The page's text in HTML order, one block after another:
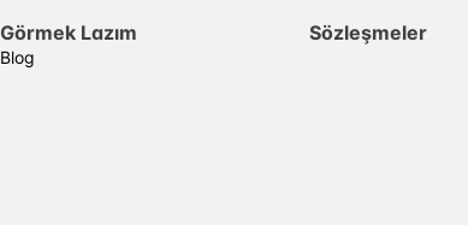
Görmek Lazım
Blog
Sözleşmeler